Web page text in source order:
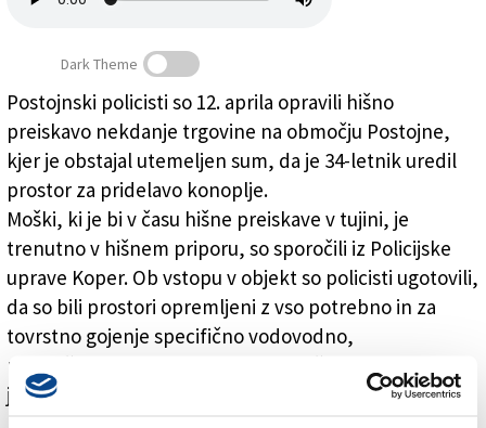
V enem letu bi s konopljo zaslužil 1.369.600 evrov
Dark Theme
Postojnski policisti so 12. aprila opravili hišno
preiskavo nekdanje trgovine na območju Postojne,
kjer je obstajal utemeljen sum, da je 34-letnik uredil
prostor za pridelavo konoplje.
Moški, ki je bi v času hišne preiskave v tujini, je
trenutno v hišnem priporu, so sporočili iz Policijske
uprave Koper. Ob vstopu v objekt so policisti ugotovili,
da so bili prostori opremljeni z vso potrebno in za
tovrstno gojenje specifično vodovodno,
prezračevalno, ogrevalno in električno napeljavo, ki
je bila računalniško vodena. Namen naj bi bila